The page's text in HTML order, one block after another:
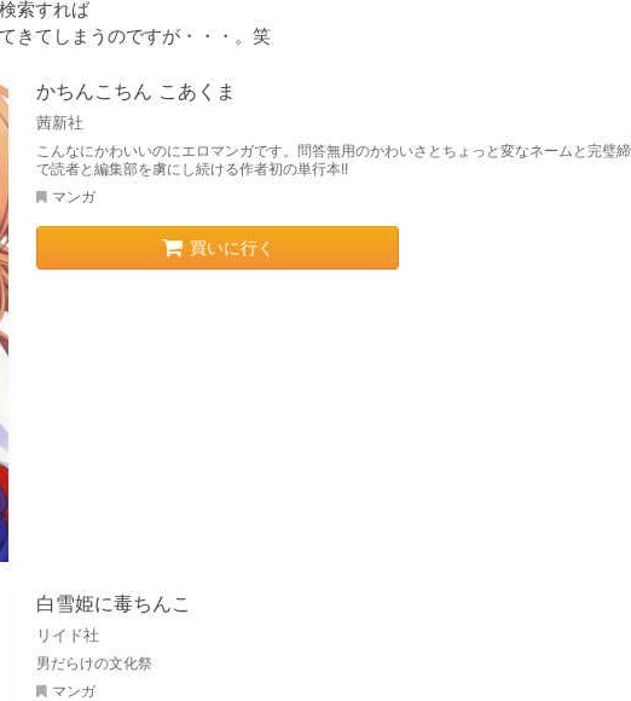
索すれば
きてしまうのですが・・・。笑
かちんこちん こあくま
茜新社
こんなにかわいいのにエロマンガです。問答無用のかわいさとちょっと変なネームと完璧
で読者と編集部を虜にし続ける作者初の単行本!!
マンガ
買いに行く
白雪姫に毒ちんこ
リイド社
男だらけの文化祭
マンガ